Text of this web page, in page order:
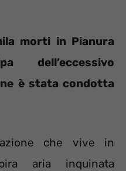
morti in Pianura
dell’eccessivo
è stata condotta
che vive in
aria inquinata